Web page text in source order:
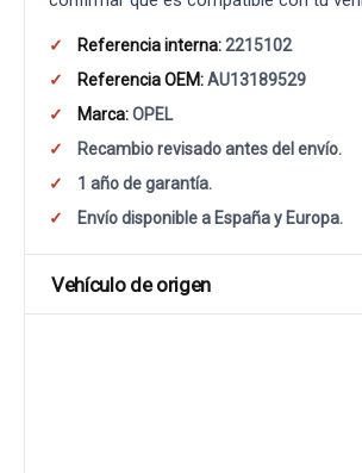
Referencia interna:2215102
Referencia OEM:AU13189529
Marca:OPEL
Recambio revisado antes del envío.
1 año de garantía.
Envío disponible a España y Europa.
Vehículo de origen